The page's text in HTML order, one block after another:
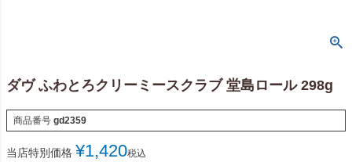
ダヴ ふわとろクリーミースクラブ 堂島ロール 298g
商品番号 gd2359
当店特別価格 ¥1,420税込